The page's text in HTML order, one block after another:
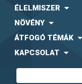
ÉLELMISZER
NÖVÉNY
ÁTFOGÓ TÉMÁK
KAPCSOLAT